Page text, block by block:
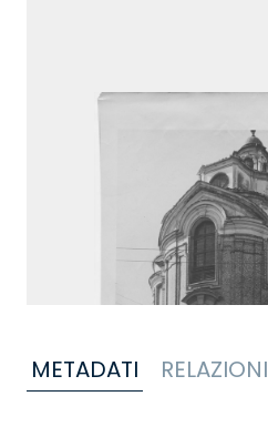
METADATI RELAZIONI